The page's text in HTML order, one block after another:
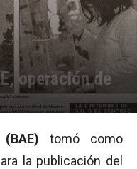
operación de
tomó como
la publicación del